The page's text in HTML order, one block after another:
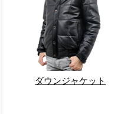
ダウンジャケット